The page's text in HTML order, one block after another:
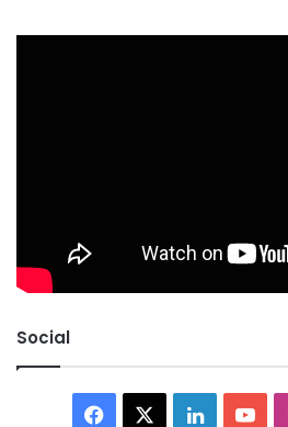
Social
Facebook LinkedIn